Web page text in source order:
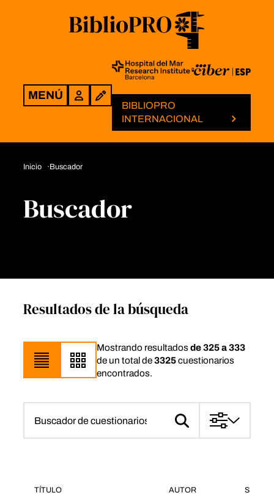
MENÚ Login
BIBLIOPRO
INTERNACIONAL
Inicio Buscador
Buscador
Resultados de la búsqueda
Mostrando resultadosde 325 a 333
de un total de3325cuestionarios
encontrados.
TÍTULO AUTOR SIGLAS